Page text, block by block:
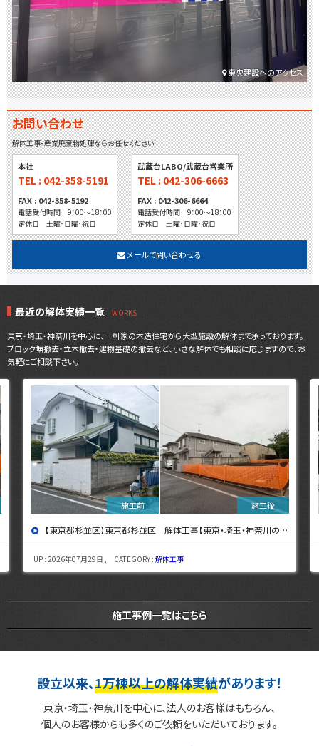
東央建設へのアクセス
お問い合わせ
解体工事・産業廃棄物処理ならお任せください!
本社
TEL : 042-358-5191
FAX : 042-358-5192
電話受付時間 9：00～18：00
定休日 土曜・日曜・祝日
武蔵台LABO/武蔵台営業所
TEL : 042-306-6663
FAX : 042-306-6664
電話受付時間 9：00～18：00
定休日 土曜・日曜・祝日
メールで問い合わせる
最近の解体実績一覧
東京・埼玉・神奈川を中心に、一軒家の木造住宅から大型施設の解体まで承っております。
ブロック塀撤去・立木撤去・建物基礎の撤去など、小さな解体でも相談に応じますので、お
気軽にご相談下さい。
【東京都杉並区】東京都杉並区 解体工事【東京・埼玉・神奈川の解体工事なら東央建設へ】
UP : 2026年07月29日 , CATEGORY :解体工事
施工事例一覧はこちら
設立以来、1万棟以上の解体実績があります！
東京・埼玉・神奈川を中心に、法人のお客様はもちろん、
個人のお客様からも多くのご依頼をいただいております。